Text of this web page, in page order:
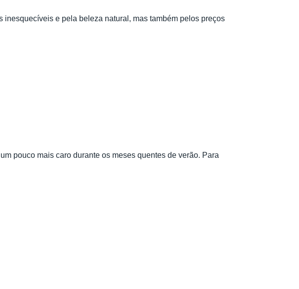
e pela beleza natural, mas também pelos preços
pouco mais caro durante os meses quentes de verão. Para